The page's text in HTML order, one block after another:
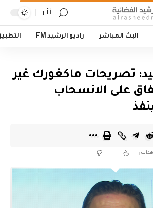
أأ
البث المباشر راديو الرشيد FM
تصريحات ماكغورك غير
على الانسحاب